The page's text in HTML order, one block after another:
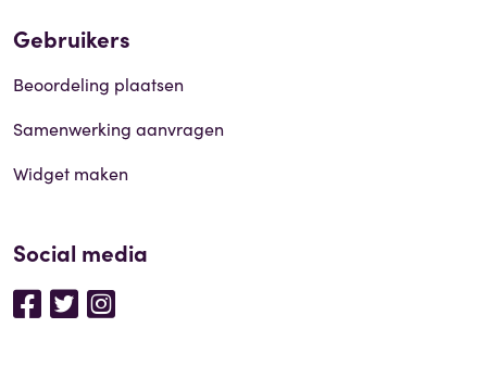
Gebruikers
Beoordeling plaatsen
Samenwerking aanvragen
Widget maken
Social media